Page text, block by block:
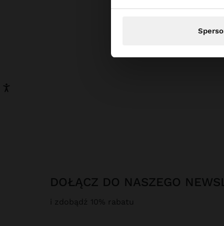
DOŁĄCZ DO NASZEGO
i zdobądź 10% rabatu